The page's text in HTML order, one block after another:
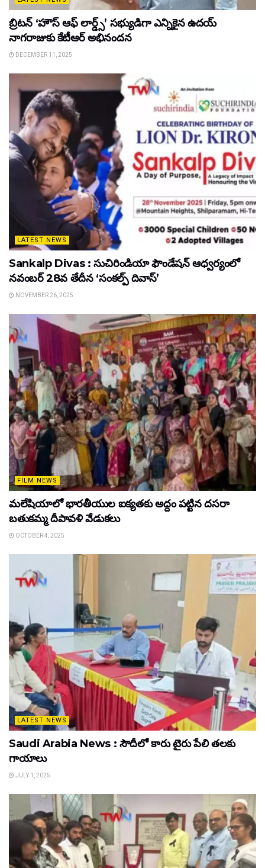
బ్రిటన్ ‘హౌస్ ఆఫ్ లార్డ్స్’ సభ్యుడిగా ఎన్నికైన ఉదయ్
నాగరాజుకు కేటీఆర్ అభినందన
DECEMBER 11, 2025
LATEST NEWS
Sankalp Divas : సుచిరిండియా ఫౌండేషన్ ఆధ్వర్యంలో
నవంబర్ 28వ తేదీన ‘సంకల్ప్ దివాస్’
NOVEMBER 26, 2025
FILM NEWS
మలేషియాలో భారతీయుల ఐక్యతకు అద్దం పట్టిన దసరా
బతుకమ్మ దీపావళి వేడుకలు
OCTOBER 4, 2025
LATEST NEWS
Saudi Arabia News : సౌదీలో కారు టైరు పేలి తలకు
గాయాలు
JULY 1, 2025